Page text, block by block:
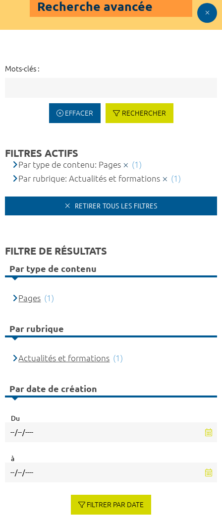
Recherche avancée
Mots-clés :
EFFACER RECHERCHER
FILTRES ACTIFS
Par type de contenu: Pages
(1)
Par rubrique: Actualités et formations
(1)
RETIRER TOUS LES FILTRES
FILTRE DE RÉSULTATS
Par type de contenu
Pages (1)
Par rubrique
Actualités et formations (1)
Par date de création
Du
à
FILTRER PAR DATE